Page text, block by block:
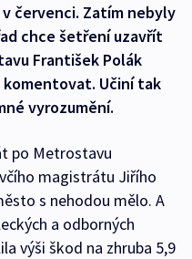
červenci. Zatím nebyly
chce šetření uzavřít
František Polák
Učiní tak
vyrozumění.
po Metrostavu
magistrátu Jiřího
s nehodou mělo. A
a odborných
výši škod na zhruba 5,9